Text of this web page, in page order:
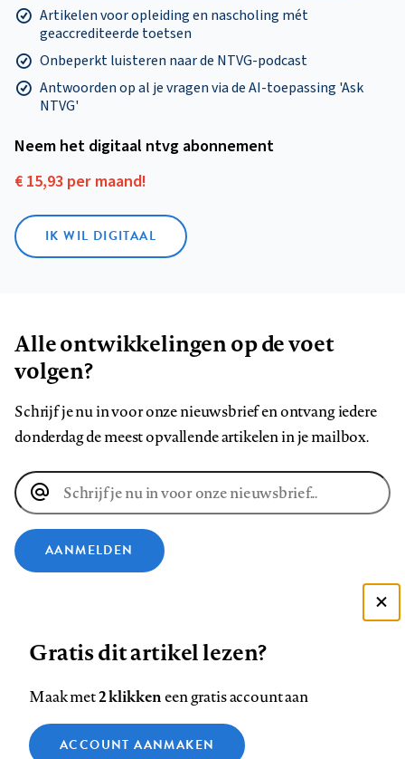
Artikelen voor opleiding en nascholing mét
geaccrediteerde toetsen
Onbeperkt luisteren naar de NTVG-podcast
Antwoorden op al je vragen via de AI-toepassing 'Ask
NTVG'
Neem het digitaal ntvg abonnement
€ 15,93 per maand!
IK WIL DIGITAAL
Alle ontwikkelingen op de voet
volgen?
Schrijf je nu in voor onze nieuwsbrief en ontvang iedere
donderdag de meest opvallende artikelen in je mailbox.
E-
mailadres
AANMELDEN
ons
op
Facebook
ons
op
LinkedIn
ons
op
Bluesky
ons
op
Instagram
ons
op
YouTube
ons
Footer
Contact Colofon Disclaimer Privacy
Zie onze cookie policy
Gratis dit artikel lezen?
Maak met2 klikkeneen gratis account aan
ACCOUNT AANMAKEN